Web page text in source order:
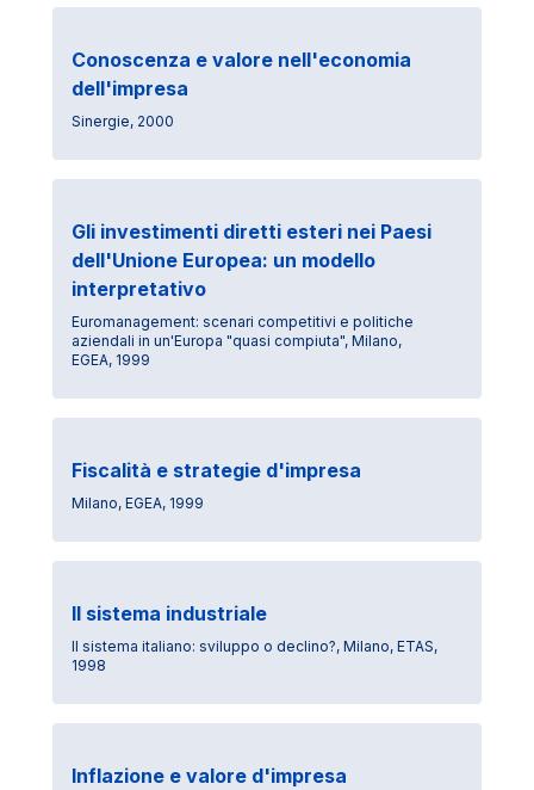
Conoscenza e valore nell'economia
dell'impresa
Sinergie, 2000
Gli investimenti diretti esteri nei Paesi
dell'Unione Europea: un modello
interpretativo
Euromanagement: scenari competitivi e politiche
aziendali in un'Europa "quasi compiuta", Milano,
EGEA, 1999
Fiscalità e strategie d'impresa
Milano, EGEA, 1999
Il sistema industriale
Il sistema italiano: sviluppo o declino?, Milano, ETAS,
1998
Inflazione e valore d'impresa